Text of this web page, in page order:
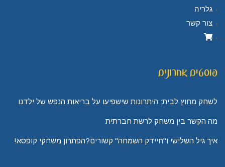
גלריה
צור קשר
פוסטים אחרונים
לשחק מחוץ לבית: היתרונות שישפיעו על בריאות הנפש של ילדנו
מה הקשר בין משחק לרשת חברתית
איך גיל השלישי ו"חיידק השמחה" קשורים?הפתרון משחקי קופסא!